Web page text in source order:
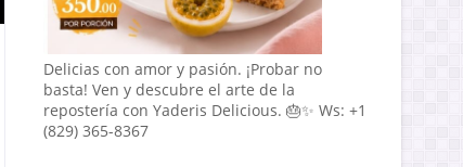
Delicias con amor y pasión. ¡Probar no
basta! Ven y descubre el arte de la
repostería con Yaderis Delicious. 🎂✨ Ws: +1
(829) 365-8367